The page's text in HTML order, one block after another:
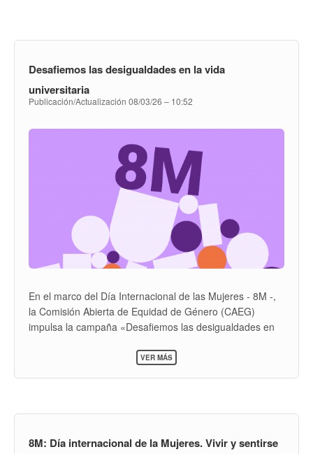
Desafiemos las desigualdades en la vida
universitaria
Publicación/Actualización 08/03/26 – 10:52
En el marco del Día Internacional de las Mujeres - 8M -,
la Comisión Abierta de Equidad de Género (CAEG)
impulsa la campaña «Desafiemos las desigualdades en
exponemos las desigualdades presentes en la
VER MÁSSOBRE
DESAFIEMOS
8M: Día internacional de la Mujeres. Vivir y sentirse